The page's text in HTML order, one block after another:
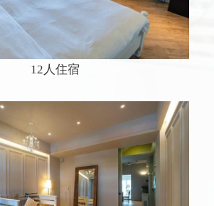
12人住宿